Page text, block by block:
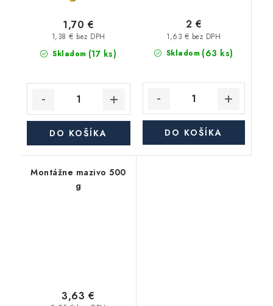
Skladom (17 ks)
1,38 € bez DPH
1,70 €
DO KOŠÍKA
Skladom (63 ks)
1,63 € bez DPH
2 €
DO KOŠÍKA
Montážne mazivo 500
g
3,63 €